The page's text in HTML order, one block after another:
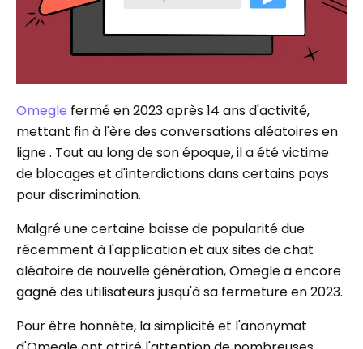
Omegle fermé en 2023 après 14 ans d'activité,
mettant fin à l'ère des conversations aléatoires en
ligne . Tout au long de son époque, il a été victime
de blocages et d'interdictions dans certains pays
pour discrimination.
Malgré une certaine baisse de popularité due
récemment à l'application et aux sites de chat
aléatoire de nouvelle génération, Omegle a encore
gagné des utilisateurs jusqu'à sa fermeture en 2023.
Pour être honnête, la simplicité et l'anonymat